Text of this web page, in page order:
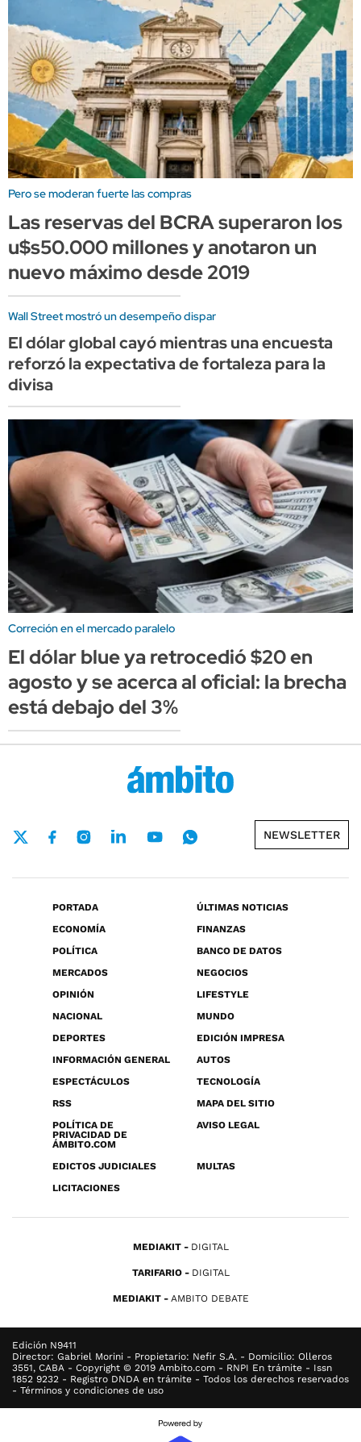
Pero se moderan fuerte las compras
Las reservas del BCRA superaron los
u$s50.000 millones y anotaron un
nuevo máximo desde 2019
Wall Street mostró un desempeño dispar
El dólar global cayó mientras una encuesta
reforzó la expectativa de fortaleza para la
divisa
Correción en el mercado paralelo
El dólar blue ya retrocedió $20 en
agosto y se acerca al oficial: la brecha
está debajo del 3%
NEWSLETTER
PORTADA
ÚLTIMAS NOTICIAS
ECONOMÍA
FINANZAS
POLÍTICA
BANCO DE DATOS
MERCADOS
NEGOCIOS
OPINIÓN
LIFESTYLE
NACIONAL
MUNDO
DEPORTES
EDICIÓN IMPRESA
INFORMACIÓN GENERAL
AUTOS
ESPECTÁCULOS
TECNOLOGÍA
RSS
MAPA DEL SITIO
POLÍTICA DE
PRIVACIDAD DE
ÁMBITO.COM
AVISO LEGAL
EDICTOS JUDICIALES
MULTAS
LICITACIONES
MEDIAKIT DIGITAL
TARIFARIO DIGITAL
MEDIAKIT AMBITO DEBATE
Edición N9411
Director: Gabriel Morini - Propietario: Nefir S.A. - Domicilio: Olleros
3551, CABA - Copyright © 2019 Ambito.com - RNPI En trámite - Issn
1852 9232 - Registro DNDA en trámite - Todos los derechos reservados
- Términos y condiciones de uso